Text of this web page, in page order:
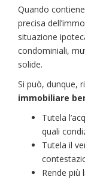
Quando
precisa
situazione
condominiali,
solide.
Si può, dunque,
immobiliare
Tutela
quali
Tutela il
Rende più